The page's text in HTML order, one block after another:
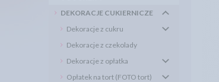
DEKORACJE CUKIERNICZE
Dekoracje z cukru
Dekoracje z czekolady
Dekoracje z opłatka
Opłatek na tort (FOTO tort)